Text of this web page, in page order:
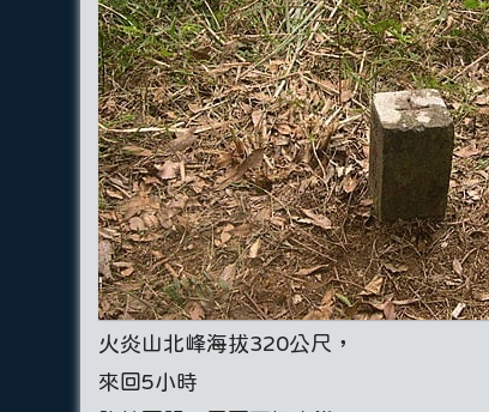
火炎山北峰海拔320公尺，
來回5小時